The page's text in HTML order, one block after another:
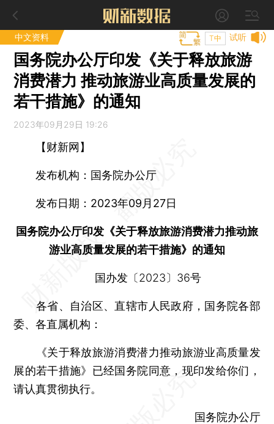
中文资料 试听
T中
国务院办公厅印发《关于释放旅游
消费潜力 推动旅游业高质量发展的
若干措施》的通知
2023年09月29日 19:26
【财新网】
发布机构：国务院办公厅
发布日期：2023年09月27日
国务院办公厅印发《关于释放旅游消费潜力推动旅
游业高质量发展的若干措施》的通知
国办发〔2023〕36号
各省、自治区、直辖市人民政府，国务院各部
委、各直属机构：
《关于释放旅游消费潜力推动旅游业高质量发
展的若干措施》已经国务院同意，现印发给你们，
请认真贯彻执行。
国务院办公厅